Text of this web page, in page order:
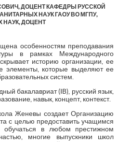
ДОЦЕНТ КАФЕДРЫ РУССКОЙ
НАУК ГАОУ ВО МГПУ,
НАУК, ДОЦЕНТ
особенностям преподавания
в рамках Международного
историю организации, ее
элементы, которые выделяют ее
систем.
бакалавриат (IB), русский язык,
навык, концепт, контекст.
Женевы создает Организацию
с целью предоставить учащимся
обучаться в любом престижном
многие выпускники школ